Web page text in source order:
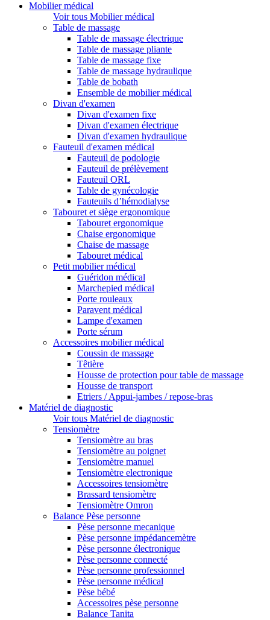
Mobilier médical
Voir tous Mobilier médical
Table de massage
Table de massage électrique
Table de massage pliante
Table de massage fixe
Table de massage hydraulique
Table de bobath
Ensemble de mobilier médical
Divan d'examen
Divan d'examen fixe
Divan d'examen électrique
Divan d'examen hydraulique
Fauteuil d'examen médical
Fauteuil de podologie
Fauteuil de prélèvement
Fauteuil ORL
Table de gynécologie
Fauteuils d’hémodialyse
Tabouret et siège ergonomique
Tabouret ergonomique
Chaise ergonomique
Chaise de massage
Tabouret médical
Petit mobilier médical
Guéridon médical
Marchepied médical
Porte rouleaux
Paravent médical
Lampe d'examen
Porte sérum
Accessoires mobilier médical
Coussin de massage
Têtière
Housse de protection pour table de massage
Housse de transport
Etriers / Appui-jambes / repose-bras
Matériel de diagnostic
Voir tous Matériel de diagnostic
Tensiomètre
Tensiomètre au bras
Tensiomètre au poignet
Tensiomètre manuel
Tensiomètre electronique
Accessoires tensiomètre
Brassard tensiomètre
Tensiomètre Omron
Balance Pèse personne
Pèse personne mecanique
Pèse personne impédancemètre
Pèse personne électronique
Pèse personne connecté
Pèse personne professionnel
Pèse personne médical
Pèse bébé
Accessoires pèse personne
Balance Tanita